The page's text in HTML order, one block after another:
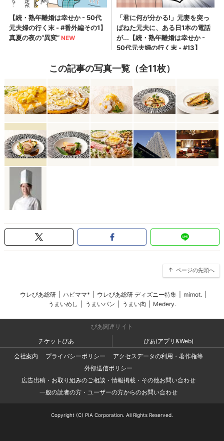
この記事の写真一覧（全11枚）
ページの先頭へ
ウレぴあ総研 ハピママ* ウレぴあ総研 ディズニー特集 mimot.
うまいめし
うまいパン うまい肉 Medery.
ぴあ関連サイト
チケットぴあ
ぴあ(アプリ&Web)
会社案内
プライバシーポリシー
アクセスデータの利用・著作権等
外部送信ポリシー
広告出稿・お取り組みのご相談・情報掲載・その他お問い合わせ
一般の読者の方・ユーザーの方からのお問い合わせ
Copyright (C) PIA Corporation. All Rights Reserved.